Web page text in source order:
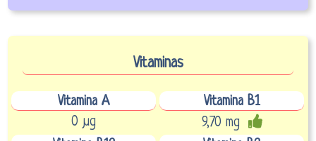
Vitaminas
Vitamina A
Vitamina B1
0 µg
9,70 mg